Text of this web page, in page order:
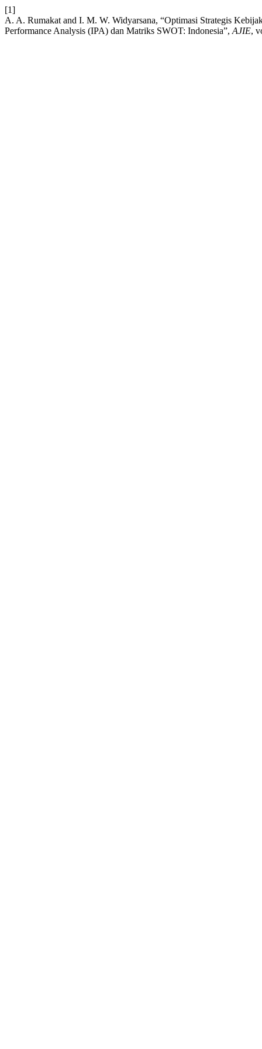
[1]
A. A. Rumakat and I. M. W. Widyarsana, “Optimasi Strategis
Performance Analysis (IPA) dan Matriks SWOT: Indonesia”, AJIE,